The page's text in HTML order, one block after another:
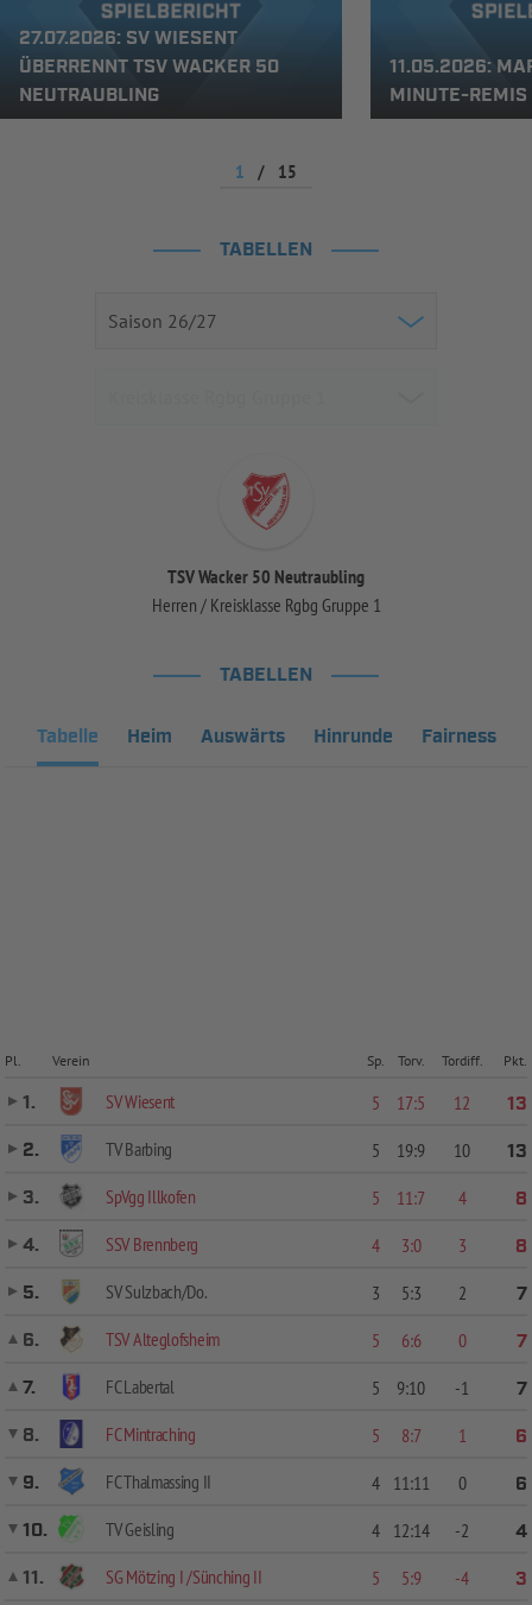
27.07.2026: SV WIESENT
ÜBERRENNT TSV WACKER 50
NEUTRAUBLING
11.05.2026:
MINUTE-REMIS
1 / 15
TABELLEN
TSV Wacker 50 Neutraubling
Herren / Kreisklasse Rgbg Gruppe 1
TABELLEN
Tabelle Heim Auswärts Hinrunde Fairness
Pl. Verein Sp. Torv. Tordiff. Pkt.
1. SV Wiesent 5 17:5 12
13
2.
TV Barbing 5 19:9 10
13
3.
SpVgg Illkofen 5 11:7 4
8
4.
SSV Brennberg 4 3:0 3
8
5.
SV Sulzbach/Do. 3 5:3 2
7
6.
TSV Alteglofsheim 5 6:6 0
7
7.
FC Labertal 5 9:10 -1
7
8.
FC Mintraching 5 8:7 1
6
9.
FC Thalmassing II 4 11:11 0
6
10.
TV Geisling 4 12:14 -2
4
11.
SG Mötzing I /Sünching II 5 5:9 -4
3